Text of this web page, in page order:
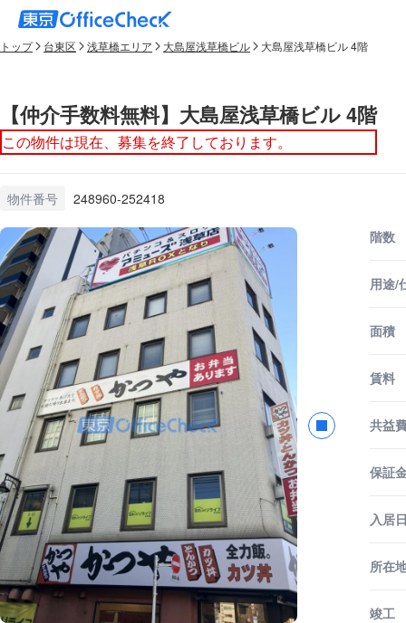
トップ 台東区 浅草橋エリア 大島屋浅草橋ビル 大島屋浅草橋ビル 4階
【仲介手数料無料】大島屋浅草橋ビル 4階
この物件は現在、募集を終了しております。
物件番号 248960-252418
階数
用途/
面積
賃料
共益
保証
入居
所在
竣工